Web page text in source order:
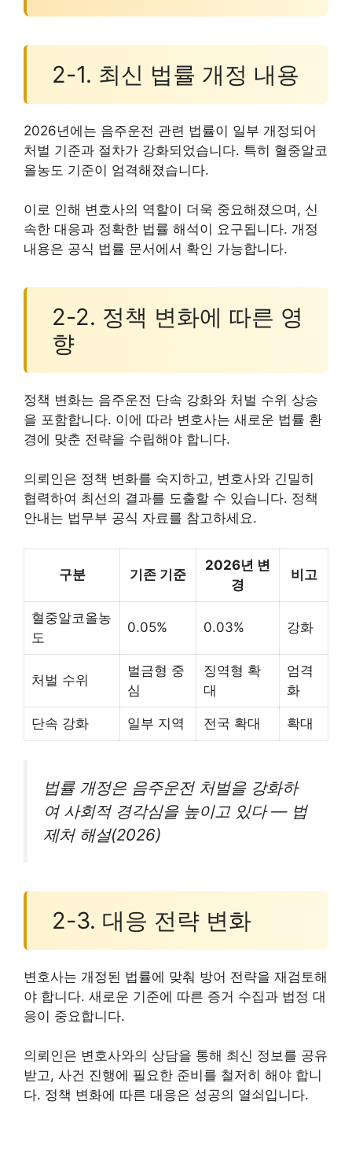
2-1. 최신 법률 개정 내용
2026년에는 음주운전 관련 법률이 일부 개정되어
처벌 기준과 절차가 강화되었습니다. 특히 혈중알코
올농도 기준이 엄격해졌습니다.
이로 인해 변호사의 역할이 더욱 중요해졌으며, 신
속한 대응과 정확한 법률 해석이 요구됩니다. 개정
내용은 공식 법률 문서에서 확인 가능합니다.
2-2. 정책 변화에 따른 영
향
정책 변화는 음주운전 단속 강화와 처벌 수위 상승
을 포함합니다. 이에 따라 변호사는 새로운 법률 환
경에 맞춘 전략을 수립해야 합니다.
의뢰인은 정책 변화를 숙지하고, 변호사와 긴밀히
협력하여 최선의 결과를 도출할 수 있습니다. 정책
안내는 법무부 공식 자료를 참고하세요.
구분 기존 기준
2026년 변
경
비고
혈중알코올농
도
0.05% 0.03% 강화
처벌 수위
벌금형 중
심
징역형 확
대
엄격
화
단속 강화 일부 지역 전국 확대 확대
법률 개정은 음주운전 처벌을 강화하
여 사회적 경각심을 높이고 있다 — 법
제처 해설(2026)
2-3. 대응 전략 변화
변호사는 개정된 법률에 맞춰 방어 전략을 재검토해
야 합니다. 새로운 기준에 따른 증거 수집과 법정 대
응이 중요합니다.
의뢰인은 변호사와의 상담을 통해 최신 정보를 공유
받고, 사건 진행에 필요한 준비를 철저히 해야 합니
다. 정책 변화에 따른 대응은 성공의 열쇠입니다.